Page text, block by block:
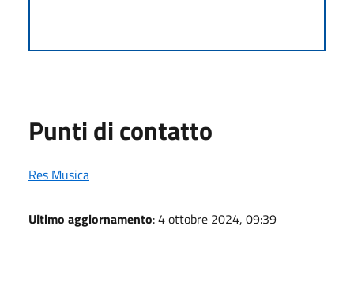
Punti di contatto
Res Musica
Ultimo aggiornamento: 4 ottobre 2024, 09:39